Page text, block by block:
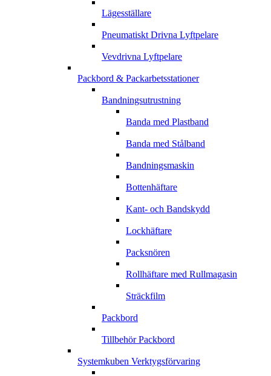
Lägesställare
Pneumatiskt Drivna Lyftpelare
Vevdrivna Lyftpelare
Packbord & Packarbetsstationer
Bandningsutrustning
Banda med Plastband
Banda med Stålband
Bandningsmaskin
Bottenhäftare
Kant- och Bandskydd
Lockhäftare
Packsnören
Rollhäftare med Rullmagasin
Sträckfilm
Packbord
Tillbehör Packbord
Systemkuben Verktygsförvaring